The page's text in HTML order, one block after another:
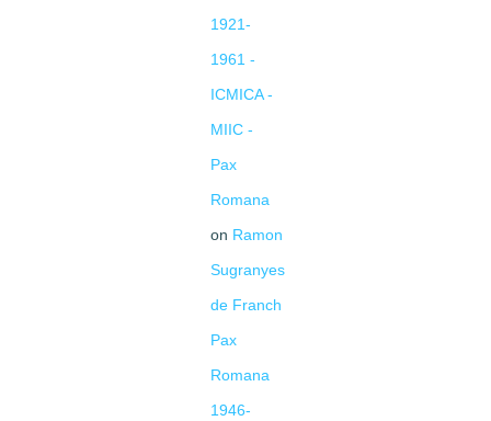
1921-
1961 -
ICMICA -
MIIC -
Pax
Romana
on Ramon
Sugranyes
de Franch
Pax
Romana
1946-